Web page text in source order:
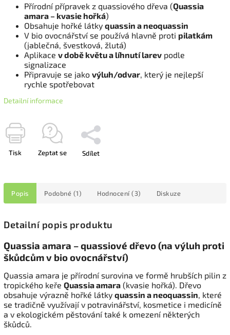
Přírodní přípravek z quassiového dřeva (Quassia
amara – kvasie hořká)
Obsahuje hořké látky quassin a neoquassin
V bio ovocnářství se používá hlavně proti pilatkám
(jablečná, švestková, žlutá)
Aplikace v době květu a líhnutí larev podle
signalizace
Připravuje se jako výluh/odvar , který je nejlepší
rychle spotřebovat
Detailní informace
Tisk Zeptat se Sdílet
Popis Podobné (1) Hodnocení (3) Diskuze
Detailní popis produktu
Quassia amara – quassiové dřevo (na výluh proti
škůdcům v bio ovocnářství)
Quassia amara je přírodní surovina ve formě hrubších pilin z
tropického keře Quassia amara (kvasie hořká). Dřevo
obsahuje výrazně hořké látky quassin a neoquassin, které
se tradičně využívají v potravinářství, kosmetice i medicíně
a v ekologickém pěstování také k omezení některých
škůdců.